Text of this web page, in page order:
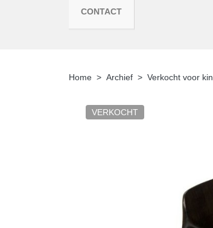
CONTACT
Home Archief Verkocht voor
VERKOCHT